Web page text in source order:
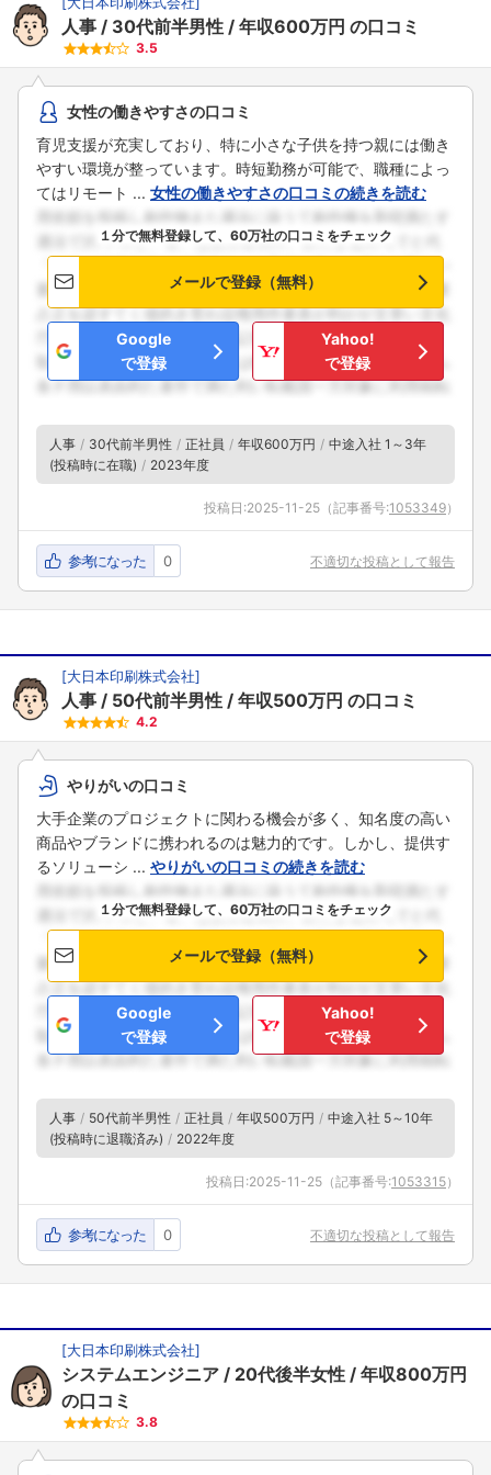
人事 30代前半男性 年収600万円 の口コミ
3.5
女性の働きやすさの口コミ
育児支援が充実しており、特に小さな子供を持つ親には働き
やすい環境が整っています。時短勤務が可能で、職種によっ
てはリモート ... 女性の働きやすさの口コミの続きを読む
１分で無料登録して、60万社の口コミをチェック
メールで登録（無料）
Google
で登録
Yahoo!
で登録
人事 30代前半男性 正社員 年収600万円
中途入社 1～3年
(投稿時に在職)
2023年度
投稿日:2025-11-25 （記事番号:1053349）
参考になった 0 不適切な投稿として報告
[大日本印刷株式会社]
人事 50代前半男性 年収500万円 の口コミ
4.2
やりがいの口コミ
大手企業のプロジェクトに関わる機会が多く、知名度の高い
商品やブランドに携われるのは魅力的です。しかし、提供す
るソリューシ ... やりがいの口コミの続きを読む
１分で無料登録して、60万社の口コミをチェック
メールで登録（無料）
Google
で登録
Yahoo!
で登録
人事 50代前半男性 正社員 年収500万円
中途入社 5～10年
(投稿時に退職済み)
2022年度
投稿日:2025-11-25 （記事番号:1053315）
参考になった 0 不適切な投稿として報告
[大日本印刷株式会社]
システムエンジニア 20代後半女性
年収800万円
の口コミ
3.8